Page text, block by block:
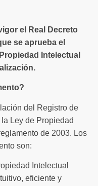
el Real Decreto
se aprueba el
Intelectual
del Registro de
Ley de Propiedad
de 2003. Los
son:
Intelectual
eficiente y